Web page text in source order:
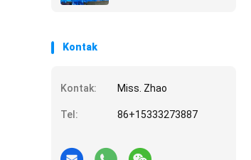
Kontak
Kontak: Miss. Zhao
Tel: 86+15333273887